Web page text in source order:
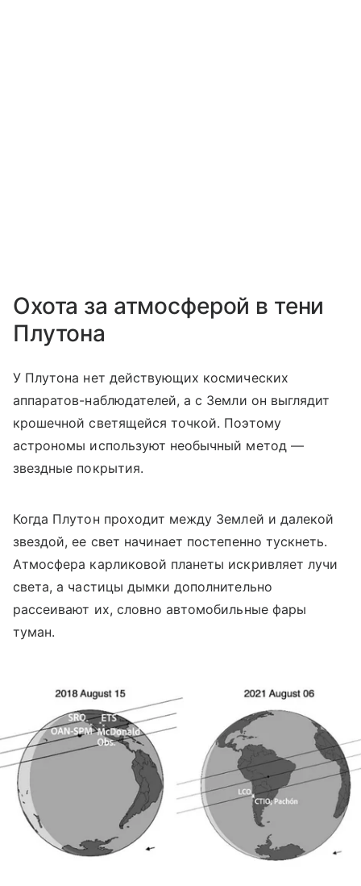
Охота за атмосферой в тени
Плутона
У Плутона нет действующих космических
аппаратов-наблюдателей, а с Земли он выглядит
крошечной светящейся точкой. Поэтому
астрономы используют необычный метод —
звездные покрытия.
Когда Плутон проходит между Землей и далекой
звездой, ее свет начинает постепенно тускнеть.
Атмосфера карликовой планеты искривляет лучи
света, а частицы дымки дополнительно
рассеивают их, словно автомобильные фары
туман.